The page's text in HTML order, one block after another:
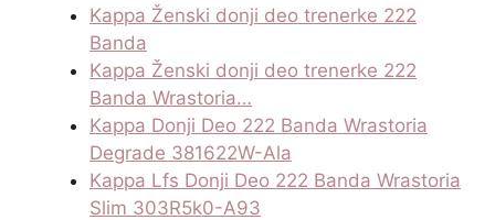
Kappa Ženski donji deo trenerke 222
Banda
Kappa Ženski donji deo trenerke 222
Banda Wrastoria…
Kappa Donji Deo 222 Banda Wrastoria
Degrade 381622W-Ala
Kappa Lfs Donji Deo 222 Banda Wrastoria
Slim 303R5k0-A93